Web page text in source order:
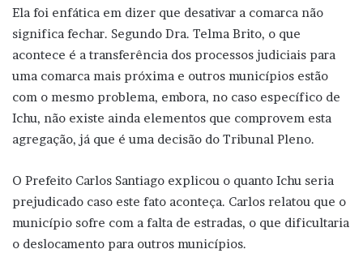
Ela foi enfática em dizer que desativar a comarca não
significa fechar. Segundo Dra. Telma Brito, o que
acontece é a transferência dos processos judiciais para
uma comarca mais próxima e outros municípios estão
com o mesmo problema, embora, no caso específico de
Ichu, não existe ainda elementos que comprovem esta
agregação, já que é uma decisão do Tribunal Pleno.
O Prefeito Carlos Santiago explicou o quanto Ichu seria
prejudicado caso este fato aconteça. Carlos relatou que o
município sofre com a falta de estradas, o que dificultaria
o deslocamento para outros municípios.